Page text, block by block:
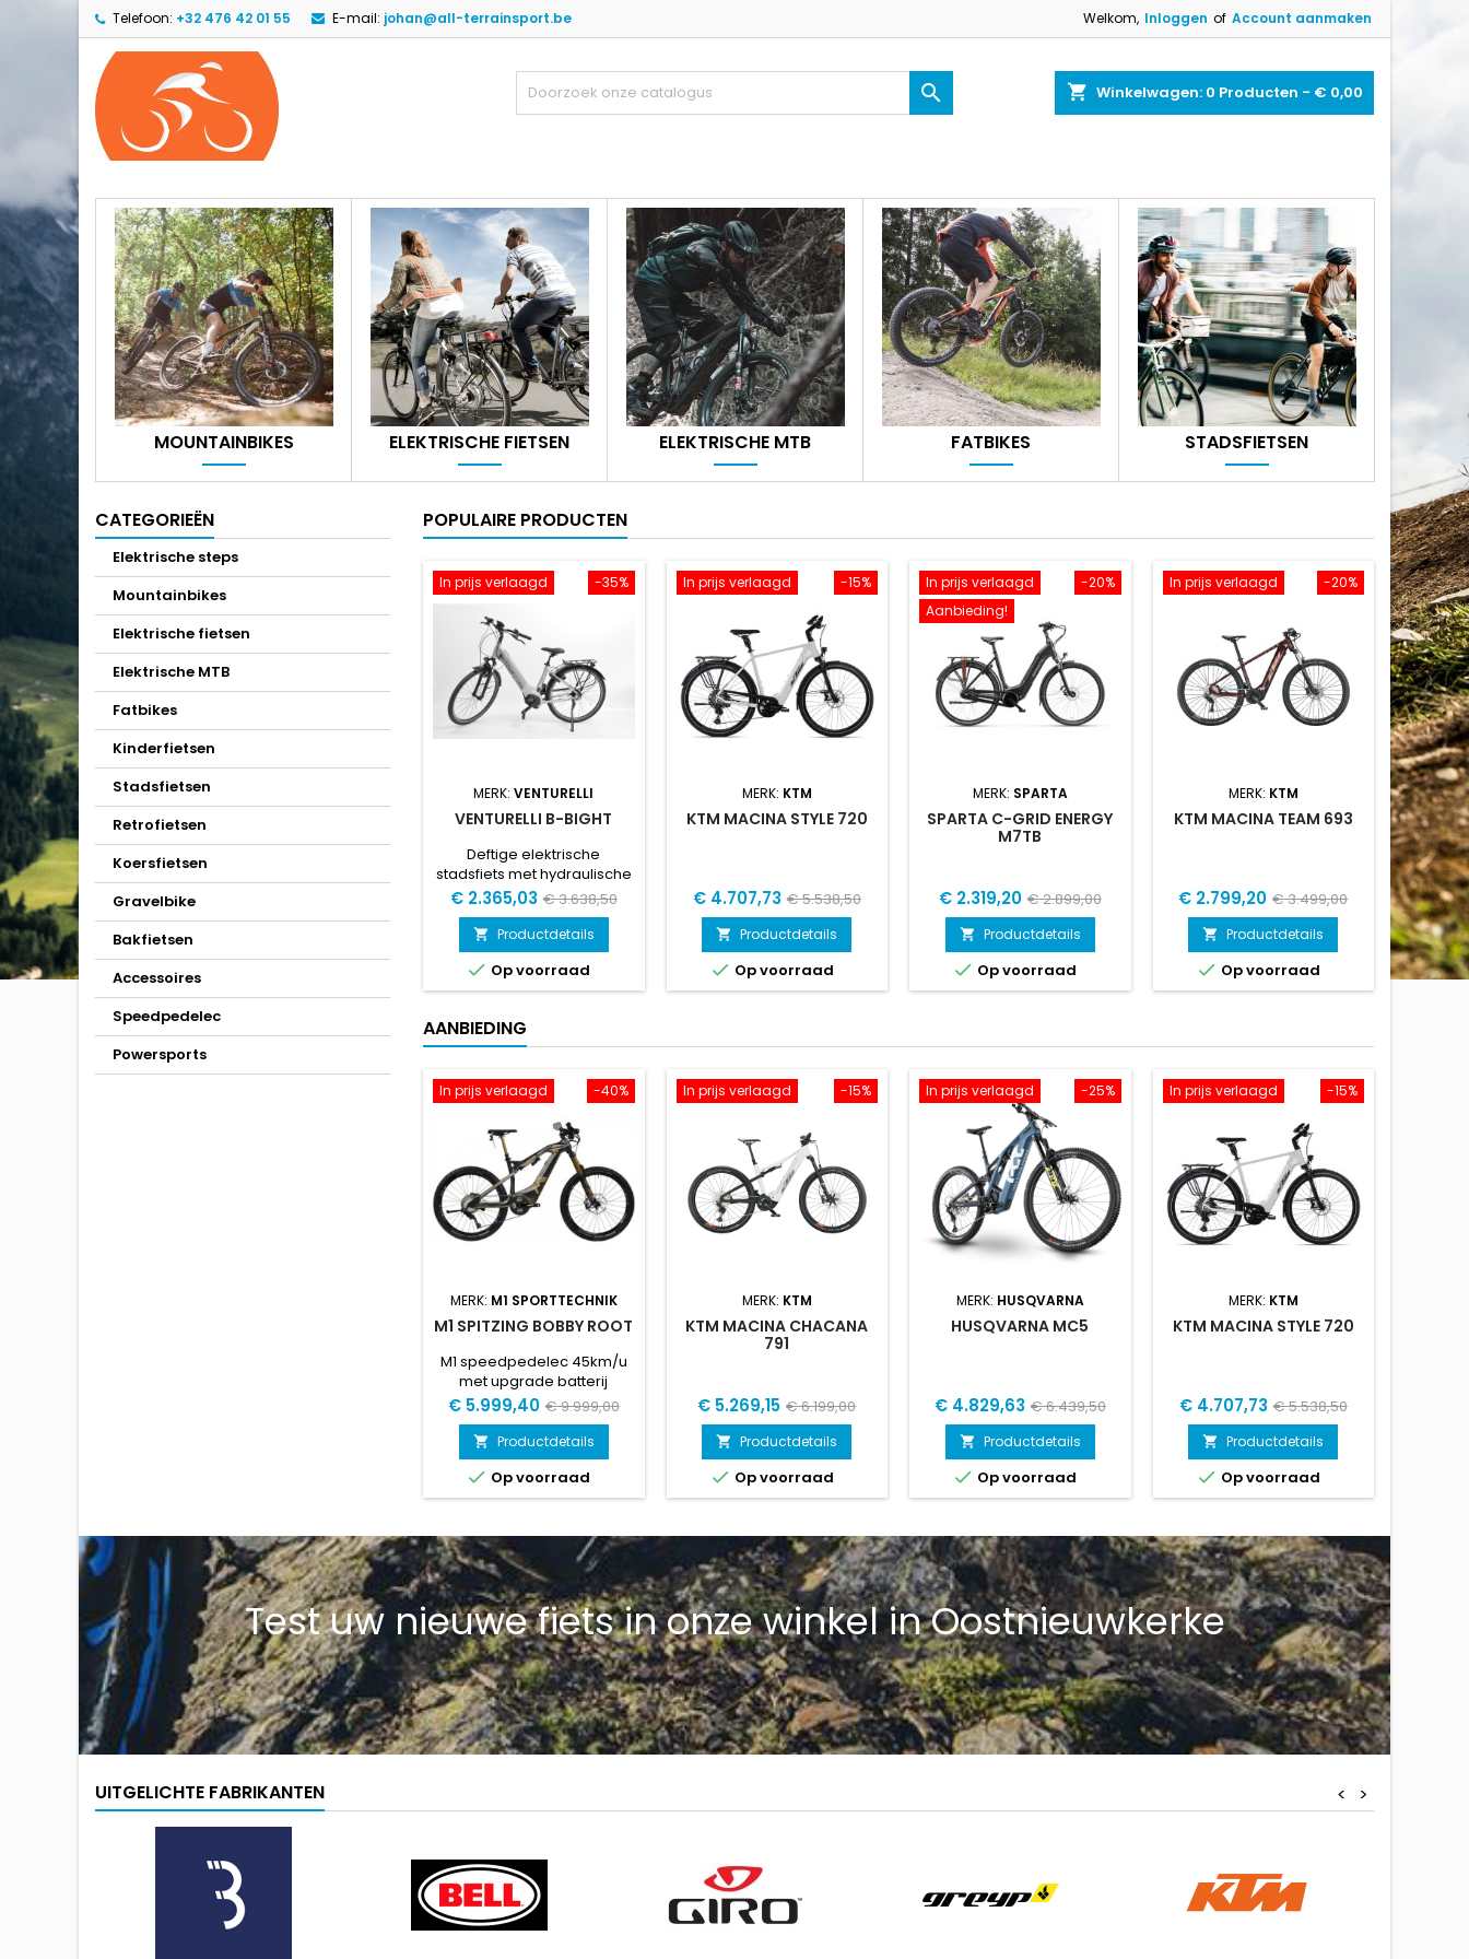
Telefoon: +32 476 42 01 55 E-mail: johan@all-terrainsport.be Welkom, Inloggen of Account aanmaken
shopping_cart Winkelwagen: 0 Producten - € 0,00

MOUNTAINBIKES ELEKTRISCHE FIETSEN ELEKTRISCHE MTB FATBIKES STADSFIETSEN
CATEGORIEËN
Elektrische steps
Mountainbikes
Elektrische fietsen
Elektrische MTB
Fatbikes
Kinderfietsen
Stadsfietsen
Retrofietsen
Koersfietsen
Gravelbike
Bakfietsen
Accessoires
Speedpedelec
Powersports
POPULAIRE PRODUCTEN
-35%
In prijs verlaagd
MERK:VENTURELLI
VENTURELLI B-BIGHT
Deftige elektrische
stadsfiets met hydraulische
velgremmen.
Prijs
€ 2.365,03 Normale
prijs
€ 3.638,50
 Productdetails
 Op voorraad
-15%
In prijs verlaagd
MERK: KTM
KTM MACINA STYLE 720
Prijs
€ 4.707,73 Normale
prijs
€ 5.538,50
 Productdetails
 Op voorraad
-20%
In prijs verlaagd
Aanbieding!
MERK: SPARTA
SPARTA C-GRID ENERGY
M7TB
Prijs
€ 2.319,20 Normale
prijs
€ 2.899,00
 Productdetails
 Op voorraad
-20%
In prijs verlaagd
MERK: KTM
KTM MACINA TEAM 693
Prijs
€ 2.799,20 Normale
prijs
€ 3.499,00
 Productdetails
 Op voorraad
AANBIEDING
-40%
In prijs verlaagd
MERK: M1 SPORTTECHNIK
M1 SPITZING BOBBY ROOT
M1 speedpedelec 45km/u
met upgrade batterij
1050wh
Prijs
€ 5.999,40 Normale
prijs
€ 9.999,00
 Productdetails
 Op voorraad
-15%
In prijs verlaagd
MERK: KTM
KTM MACINA CHACANA
791
Prijs
€ 5.269,15 Normale
prijs
€ 6.199,00
 Productdetails
 Op voorraad
-25%
In prijs verlaagd
MERK: HUSQVARNA
HUSQVARNA MC5
Prijs
€ 4.829,63 Normale
prijs
€ 6.439,50
 Productdetails
 Op voorraad
-15%
In prijs verlaagd
MERK: KTM
KTM MACINA STYLE 720
Prijs
€ 4.707,73 Normale
prijs
€ 5.538,50
 Productdetails
 Op voorraad
Test uw nieuwe fiets in onze winkel in Oostnieuwkerke
UITGELICHTE FABRIKANTEN >
<